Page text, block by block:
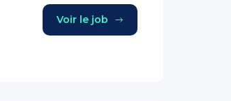
Voir le job